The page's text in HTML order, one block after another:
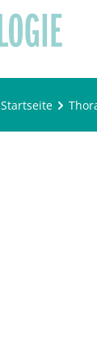
Startseite